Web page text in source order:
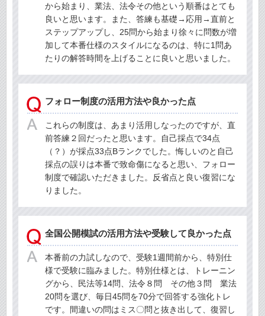
から始まり、業法、法令その他という順番はとても
良いと思います。また、答練も基礎→応用→直前と
ステップアップし、25問から始まり徐々に問数が増
加して本番仕様のスタイルになるのは、特に1問あ
たりの解答時間を上げることに良いと思いました。
フォロー制度の活用方法や良かった点
これらの制度は、あまり活用しなったのですが、直
前答練２回だったと思います。自己採点で34点
（？）が採点33点Bランクでした。悔しいのと自己
採点の誤りは本番で致命傷になると思い、フォロー
制度で確認いただきました。反省点と良い復習にな
りました。
全国公開模試の活用方法や受験して良かった点
本番前の力試しなので、受験1週間前から、特別仕
様で受験に臨みました。特別仕様とは、トレーニン
グから、民法等14問、法令８問 その他３問 業法
20問を選び、毎日45問を70分で回答する強化トレ
です。間違いの問はミス〇問と抜き出して、復習し